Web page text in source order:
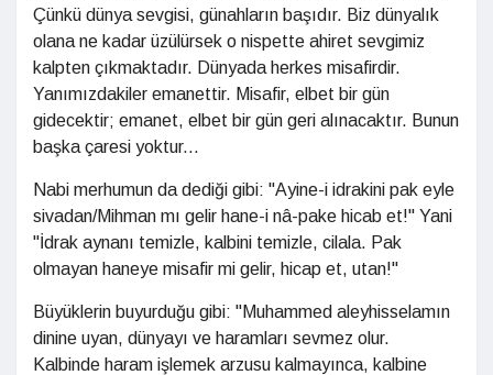
Çünkü dünya sevgisi, günahların başıdır. Biz dünyalık
olana ne kadar üzülürsek o nispette ahiret sevgimiz
kalpten çıkmaktadır. Dünyada herkes misafirdir.
Yanımızdakiler emanettir. Misafir, elbet bir gün
gidecektir; emanet, elbet bir gün geri alınacaktır. Bunun
başka çaresi yoktur...
Nabi merhumun da dediği gibi: "Ayine-i idrakini pak eyle
sivadan/Mihman mı gelir hane-i nâ-pake hicab et!" Yani
"İdrak aynanı temizle, kalbini temizle, cilala. Pak
olmayan haneye misafir mi gelir, hicap et, utan!"
Büyüklerin buyurduğu gibi: "Muhammed aleyhisselamın
dinine uyan, dünyayı ve haramları sevmez olur.
Kalbinde haram işlemek arzusu kalmayınca, kalbine